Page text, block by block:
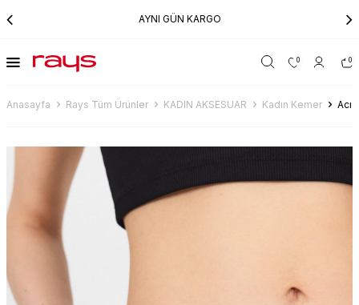
AYNI GÜN KARGO
0 0
Anasayfa Rays Tüm Ürünler KADIN AKSESUAR Kadın Kemer Acı